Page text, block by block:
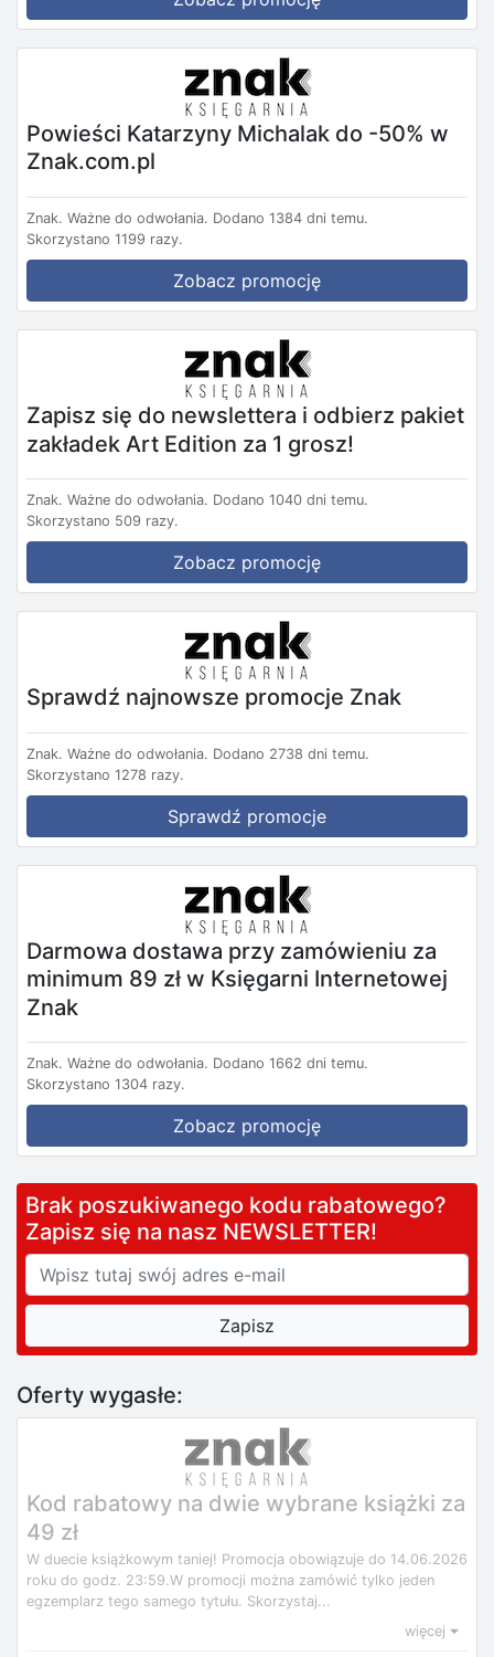
Powieści Katarzyny Michalak do -50% w
Znak.com.pl
Znak. Ważne do odwołania. Dodano 1384 dni temu.
Skorzystano 1199 razy.
Zobacz promocję
Zapisz się do newslettera i odbierz pakiet
zakładek Art Edition za 1 grosz!
Znak. Ważne do odwołania. Dodano 1040 dni temu.
Skorzystano 509 razy.
Zobacz promocję
Sprawdź najnowsze promocje Znak
Znak. Ważne do odwołania. Dodano 2738 dni temu.
Skorzystano 1278 razy.
Sprawdź promocje
Darmowa dostawa przy zamówieniu za
minimum 89 zł w Księgarni Internetowej
Znak
Znak. Ważne do odwołania. Dodano 1662 dni temu.
Skorzystano 1304 razy.
Zobacz promocję
Brak poszukiwanego kodu rabatowego?
Zapisz się na nasz NEWSLETTER!
Oferty wygasłe:
Kod rabatowy na dwie wybrane książki za
49 zł
W duecie książkowym taniej! Promocja obowiązuje do 14.06.2026
roku do godz. 23:59.W promocji można zamówić tylko jeden
egzemplarz tego samego tytułu. Skorzystaj...
więcej